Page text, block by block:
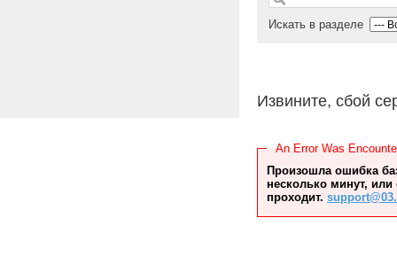
Искать в разделе
Извините, сбой
An Error Was
Произошла ошибка
несколько минут, или
проходит.